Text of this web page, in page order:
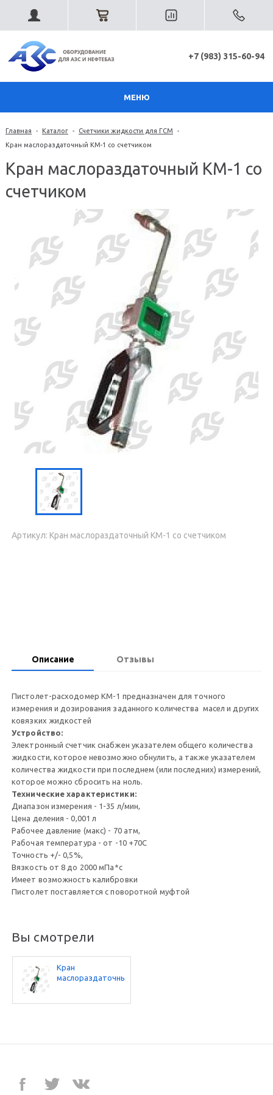
+7 (983) 315-60-94
МЕНЮ
Главная - Каталог - Счетчики жидкости для ГСМ
-
Кран маслораздаточный КМ-1 со счетчиком
Кран маслораздаточный КМ-1 со
счетчиком
Артикул: Кран маслораздаточный КМ-1 со счетчиком
Описание Отзывы
Пистолет-расходомер КМ-1 предназначен для точного
измерения и дозирования заданного количества масел и других
ковязких жидкостей
Устройство:
Электронный счетчик снабжен указателем общего количества
жидкости, которое невозможно обнулить, а также указателем
количества жидкости при последнем (или последних) измерений,
которое можно сбросить на ноль.
Технические характеристики:
Диапазон измерения - 1-35 л/мин,
Цена деления - 0,001 л
Рабочее давление (макс) - 70 атм,
Рабочая температура - от -10 +70С
Точность +/- 0,5%,
Вязкость от 8 до 2000 мПа*с
Имеет возможность калибровки
Пистолет поставляется с поворотной муфтой
Вы смотрели
Кран
маслораздаточный